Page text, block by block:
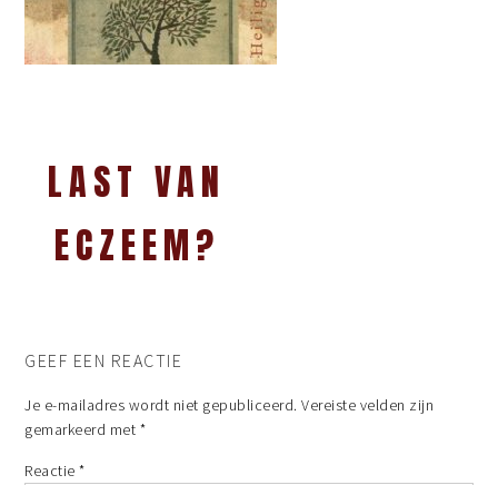
LAST VAN
ECZEEM?
GEEF EEN REACTIE
Je e-mailadres wordt niet gepubliceerd. Vereiste velden zijn
gemarkeerd met *
Reactie*